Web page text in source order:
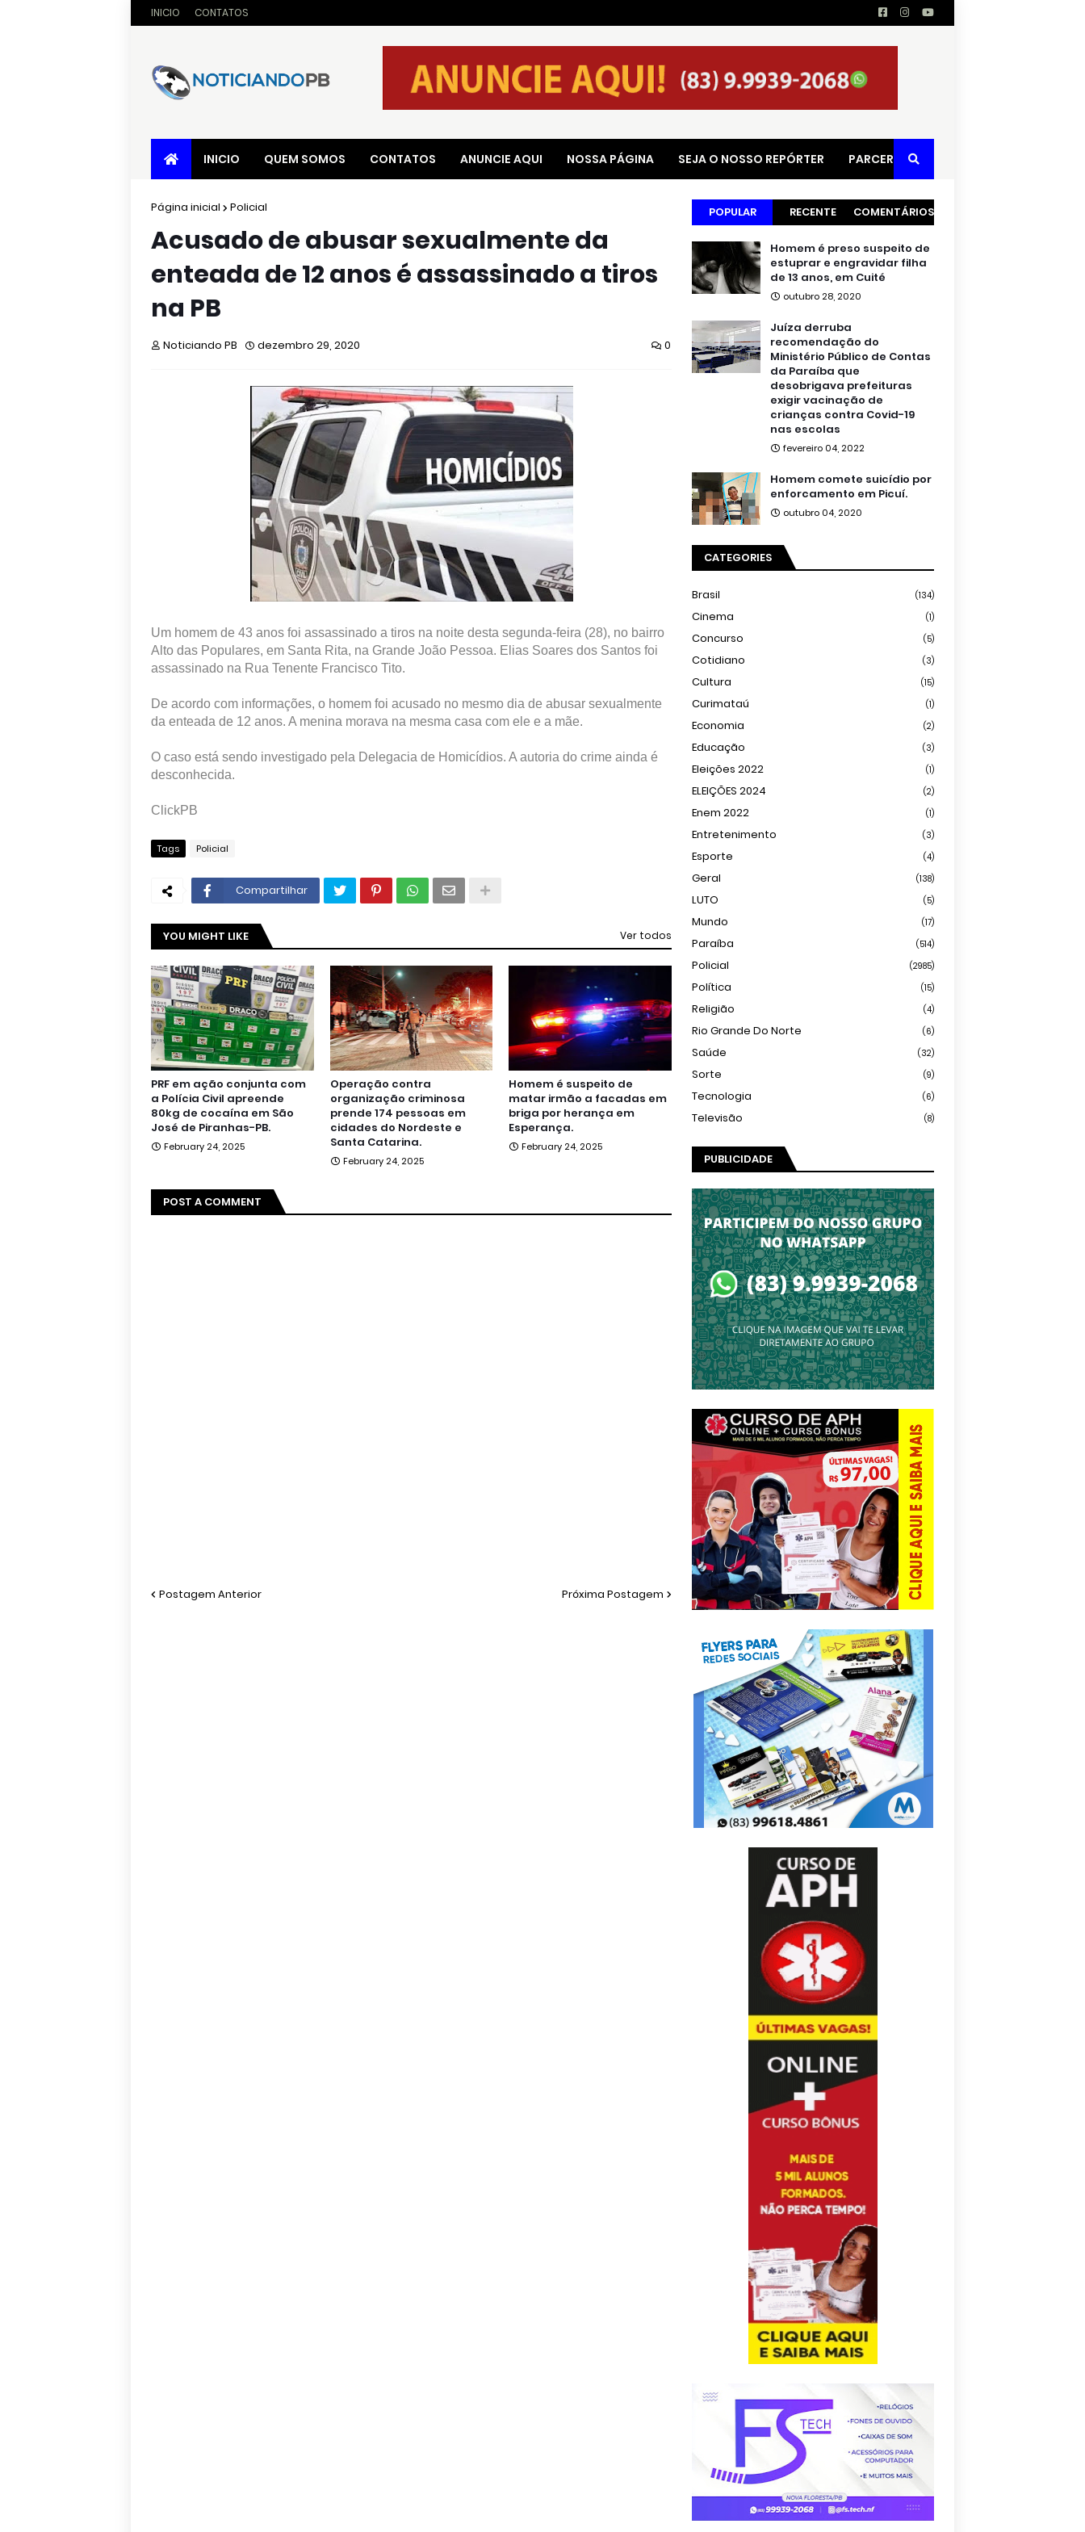
INICIO CONTATOS
INICIO QUEM SOMOS CONTATOS ANUNCIE AQUI NOSSA PÁGINA SEJA O NOSSO REPÓRTER PARCERIAS
Página inicial Policial
Acusado de abusar sexualmente da
enteada de 12 anos é assassinado a tiros
na PB
Noticiando PB dezembro 29, 2020 0
Um homem de 43 anos foi assassinado a tiros na noite desta segunda-feira (28), no bairro
Alto das Populares, em Santa Rita, na Grande João Pessoa. Elias Soares dos Santos foi
assassinado na Rua Tenente Francisco Tito.
De acordo com informações, o homem foi acusado no mesmo dia de abusar sexualmente
da enteada de 12 anos. A menina morava na mesma casa com ele e a mãe.
O caso está sendo investigado pela Delegacia de Homicídios. A autoria do crime ainda é
desconhecida.
ClickPB
Tags Policial
Compartilhar
YOU MIGHT LIKE Ver todos
PRF em ação conjunta com
a Polícia Civil apreende
80kg de cocaína em São
José de Piranhas-PB.
February 24, 2025
Operação contra
organização criminosa
prende 174 pessoas em
cidades do Nordeste e
Santa Catarina.
February 24, 2025
Homem é suspeito de
matar irmão a facadas em
briga por herança em
Esperança.
February 24, 2025
POST A COMMENT
Postagem Anterior Próxima Postagem
POPULAR RECENTE COMENTÁRIOS
Homem é preso suspeito de
estuprar e engravidar filha
de 13 anos, em Cuité
outubro 28, 2020
Juíza derruba
recomendação do
Ministério Público de Contas
da Paraíba que
desobrigava prefeituras
exigir vacinação de
crianças contra Covid-19
nas escolas
fevereiro 04, 2022
Homem comete suicídio por
enforcamento em Picuí.
outubro 04, 2020
CATEGORIES
Brasil (134)
Cinema (1)
Concurso (5)
Cotidiano (3)
Cultura (15)
Curimataú (1)
Economia (2)
Educação (3)
Eleições 2022 (1)
ELEIÇÕES 2024 (2)
Enem 2022 (1)
Entretenimento (3)
Esporte (4)
Geral (138)
LUTO (5)
Mundo (17)
Paraíba (514)
Policial (2985)
Política (15)
Religião (4)
Rio Grande Do Norte (6)
Saúde (32)
Sorte (9)
Tecnologia (6)
Televisão (8)
PUBLICIDADE